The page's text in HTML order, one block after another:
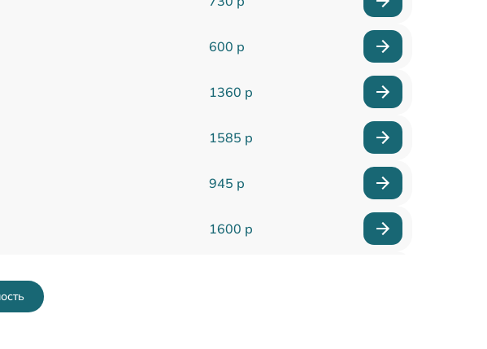
600 р
1360 р
1585 р
945 р
1600 р